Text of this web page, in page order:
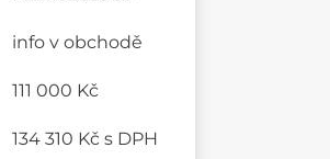
info v obchodě
111 000 Kč
134 310 Kčs DPH